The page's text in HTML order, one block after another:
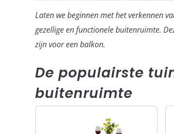
Laten we beginnen met het verkennen
gezellige en functionele buitenruimte.
zijn voor een balkon.
De populairste
buitenruimte